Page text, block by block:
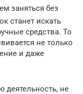
заняться без
станет искать
средства. То
не только
и даже
деятельность, не